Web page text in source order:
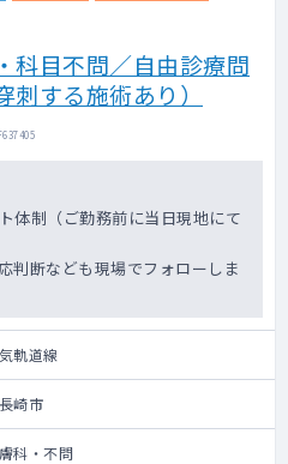
科目不問／自由診療問
する施術あり）
体制（ご勤務前に当日現地にて
判断なども現場でフォローしま
軌道線
崎市
科・不問